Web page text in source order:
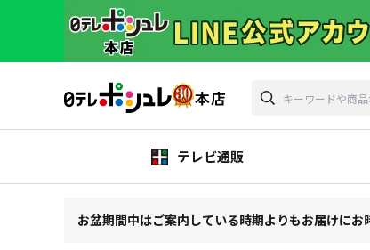
テレビ通販
お盆期間中はご案内している時期よりもお届けに